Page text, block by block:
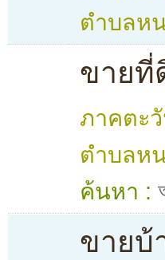
ตำบลห
ขายที่
ภาคตะ
ตำบลห
ค้นหา :
ขายบ้